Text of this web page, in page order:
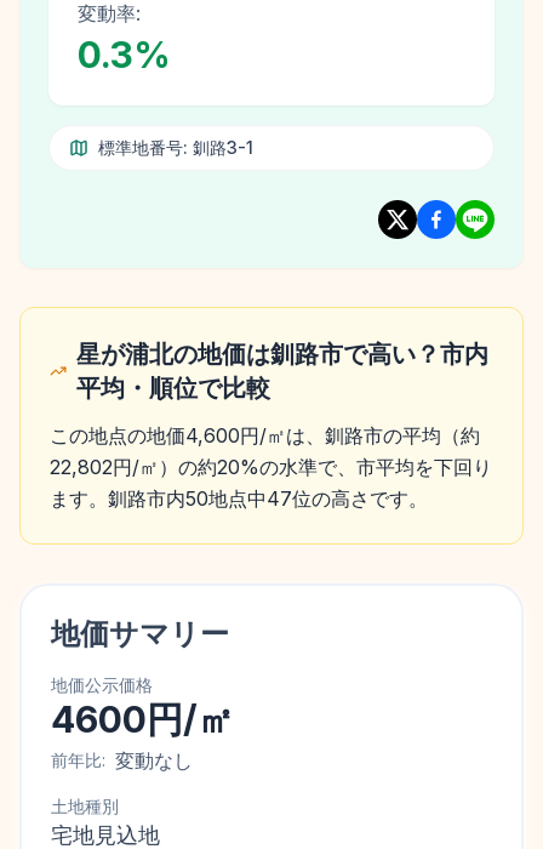
変動率:
0.3%
標準地番号: 釧路3-1
星が浦北の地価は釧路市で高い？市内
平均・順位で比較
この地点の地価4,600円/㎡は、釧路市の平均（約
22,802円/㎡）の約20%の水準で、市平均を下回り
ます。釧路市内50地点中47位の高さです。
地価サマリー
地価公示価格
4600円/㎡
前年比: 変動なし
土地種別
宅地見込地